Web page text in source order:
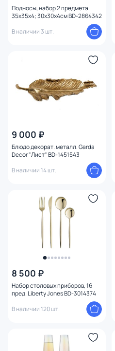
Подносы, набор 2 предмета
35x35x4; 30х30х4см BD-2864342
В наличии 3 шт.
9 000 ₽
Блюдо декорат. металл. Garda
Decor "Лист" BD-1451543
В наличии 14 шт.
8 500 ₽
Набор столовых приборов, 16
пред. Liberty Jones BD-3014374
В наличии 120 шт.
Тема